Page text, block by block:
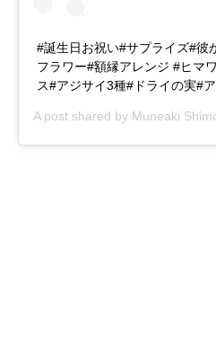
#誕生日お祝い#サプライズ#彼
フラワー#額縁アレンジ #ヒマ
ス#アジサイ3種#ドライの実#
A post shared by Muneaki